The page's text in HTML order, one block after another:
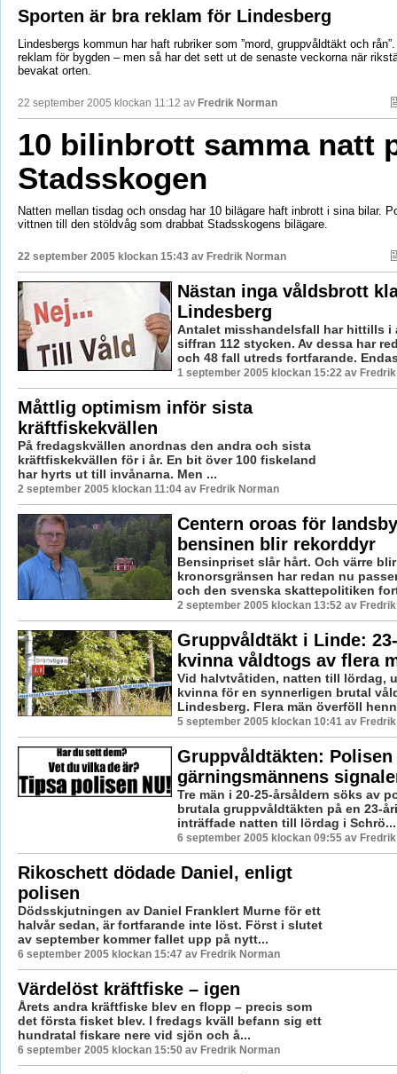
Sporten är bra reklam för Lindesberg
Lindesbergs kommun har haft rubriker som ”mord, gruppvåldtäkt och
reklam för bygden – men så har det sett ut de senaste veckorna när
bevakat orten.
22 september 2005 klockan 11:12 av Fredrik Norman
10 bilinbrott samma natt
Stadsskogen
Natten mellan tisdag och onsdag har 10 bilägare haft inbrott i sina bilar.
vittnen till den stöldvåg som drabbat Stadsskogens bilägare.
22 september 2005 klockan 15:43 av Fredrik Norman
Nästan inga våldsbrott
Lindesberg
Antalet misshandelsfall har hittills i
siffran 112 stycken. Av dessa har
och 48 fall utreds fortfarande.
1 september 2005 klockan 15:22 av
Måttlig optimism inför sista
kräftfiskekvällen
På fredagskvällen anordnas den andra och sista
kräftfiskekvällen för i år. En bit över 100 fiskeland
har hyrts ut till invånarna. Men ...
2 september 2005 klockan 11:04 av Fredrik Norman
Centern oroas för
bensinen blir rekorddyr
Bensinpriset slår hårt. Och värre
kronorsgränsen har redan nu
och den svenska skattepolitiken
2 september 2005 klockan 13:52 av
Gruppvåldtäkt i Linde:
kvinna våldtogs av flera
Vid halvtvåtiden, natten till lördag,
kvinna för en synnerligen brutal
Lindesberg. Flera män överföll
5 september 2005 klockan 10:41 av
Gruppvåldtäkten: Polisen
gärningsmännens
Tre män i 20-25-årsåldern söks av
brutala gruppvåldtäkten på en 23-
inträffade natten till lördag i Schrö...
6 september 2005 klockan 09:55 av
Rikoschett dödade Daniel, enligt
polisen
Dödsskjutningen av Daniel Franklert Murne för ett
halvår sedan, är fortfarande inte löst. Först i slutet
av september kommer fallet upp på nytt...
6 september 2005 klockan 15:47 av Fredrik Norman
Värdelöst kräftfiske – igen
Årets andra kräftfiske blev en flopp – precis som
det första fisket blev. I fredags kväll befann sig ett
hundratal fiskare nere vid sjön och å...
6 september 2005 klockan 15:50 av Fredrik Norman